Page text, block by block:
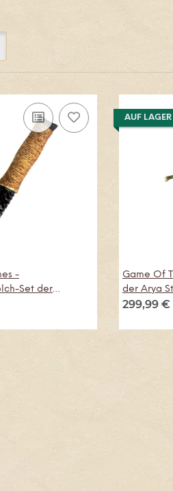
-
Set der
AUF LAGER
Game Of
der Arya
299,99 €